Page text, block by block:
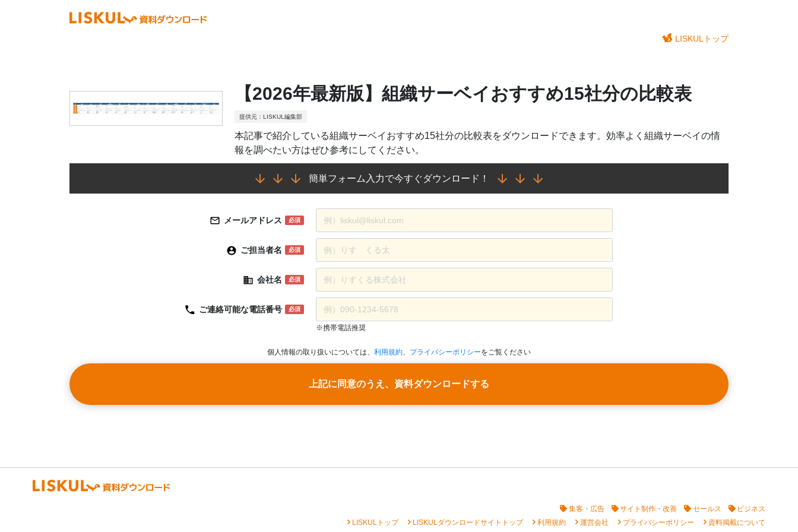
LISKULトップ
【2026年最新版】組織サーベイおすすめ15社分の比較表
提供元：LISKUL編集部
本記事で紹介している組織サーベイおすすめ15社分の比較表をダウンロードできます。効率よく組織サーベイの情
報を調べたい方はぜひ参考にしてください。
簡単フォーム入力で今すぐダウンロード！
メールアドレス 必須
ご担当者名 必須
会社名 必須
ご連絡可能な電話番号 必須
※携帯電話推奨
個人情報の取り扱いについては、 利用規約、 プライバシーポリシーをご覧ください
上記に同意のうえ、資料ダウンロードする
集客・広告 サイト制作・改善 セールス ビジネス
chevron_rightLISKULトップ chevron_rightLISKULダウンロードサイトトップ chevron_right利用規約 chevron_right運営会社 chevron_rightプライバシーポリシー chevron_right資料掲載について